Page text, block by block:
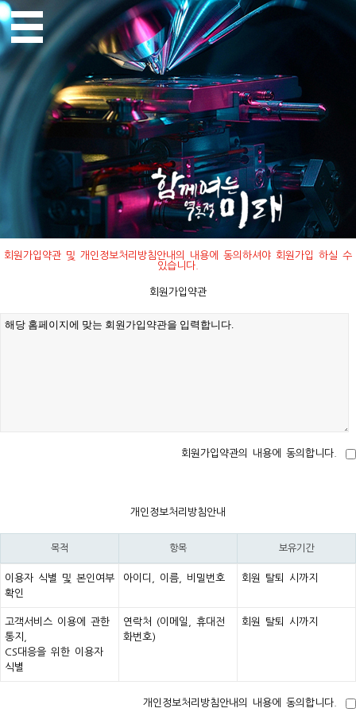
회원가입약관 및 개인정보처리방침안내의 내용에 동의하셔야 회원가입 하실 수
있습니다.
회원가입약관
회원가입약관의 내용에 동의합니다.
개인정보처리방침안내
목적 항목 보유기간
이용자 식별 및 본인여부
확인
아이디, 이름, 비밀번호 회원 탈퇴 시까지
고객서비스 이용에 관한
통지,
CS대응을 위한 이용자
식별
연락처 (이메일, 휴대전
화번호)
회원 탈퇴 시까지
개인정보처리방침안내의 내용에 동의합니다.